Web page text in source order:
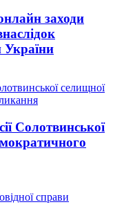
заходи
України
Солотвинської